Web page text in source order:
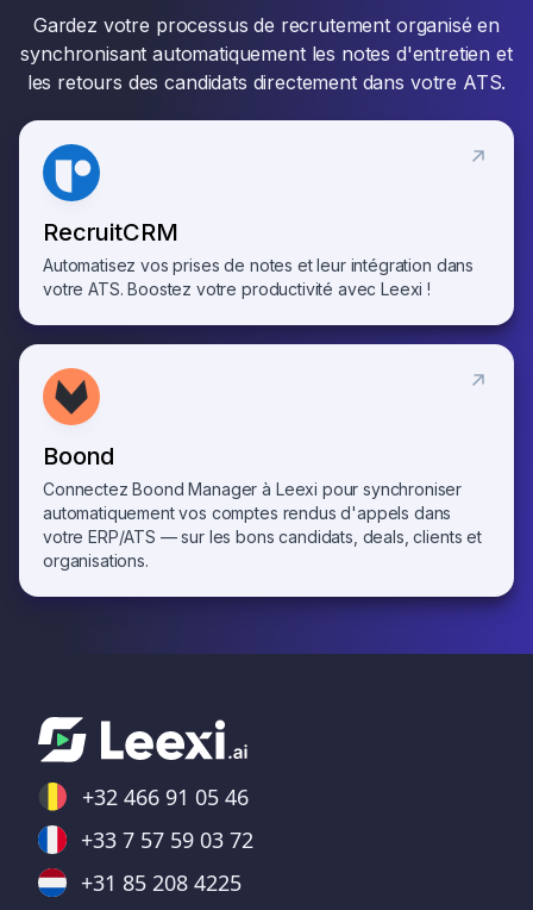
Gardez votre processus de recrutement organisé en
synchronisant automatiquement les notes d'entretien et
les retours des candidats directement dans votre ATS.
RecruitCRM
Automatisez vos prises de notes et leur intégration dans
votre ATS. Boostez votre productivité avec Leexi !
Boond
Connectez Boond Manager à Leexi pour synchroniser
automatiquement vos comptes rendus d'appels dans
votre ERP/ATS — sur les bons candidats, deals, clients et
organisations.
+32 466 91 05 46
+33 7 57 59 03 72
+31 85 208 4225